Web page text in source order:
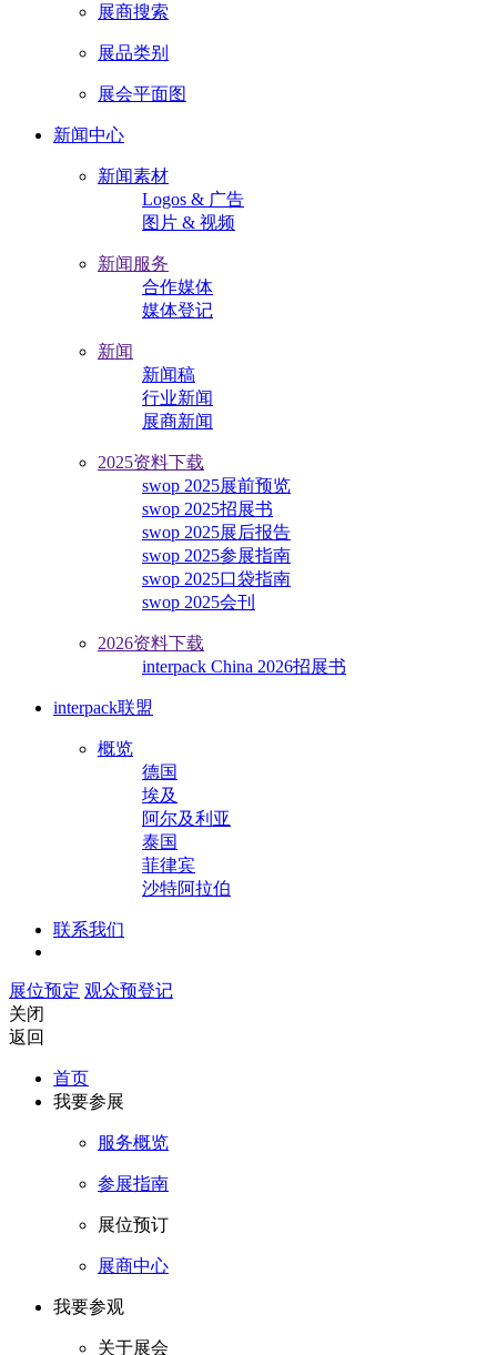
展商搜索
展品类别
展会平面图
新闻中心
新闻素材
Logos & 广告
图片 & 视频
新闻服务
合作媒体
媒体登记
新闻
新闻稿
行业新闻
展商新闻
2025资料下载
swop 2025展前预览
swop 2025招展书
swop 2025展后报告
swop 2025参展指南
swop 2025口袋指南
swop 2025会刊
2026资料下载
interpack China 2026招展书
interpack联盟
概览
德国
埃及
阿尔及利亚
泰国
菲律宾
沙特阿拉伯
联系我们
展位预定 观众预登记
关闭
返回
首页
我要参展
服务概览
参展指南
展位预订
展商中心
我要参观
关于展会